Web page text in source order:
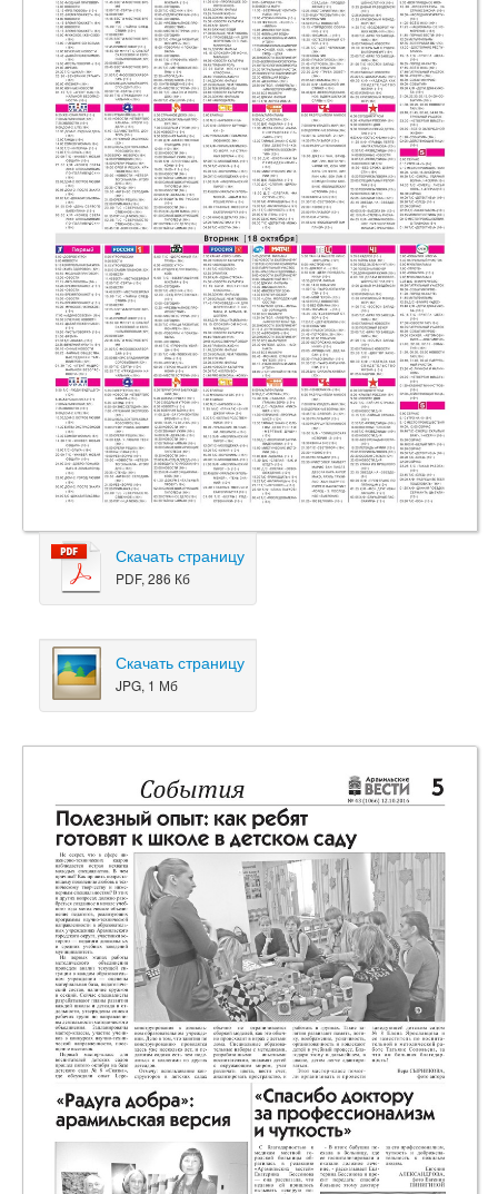
Скачать страницу
PDF, 286 Кб
Скачать страницу
JPG, 1 Мб